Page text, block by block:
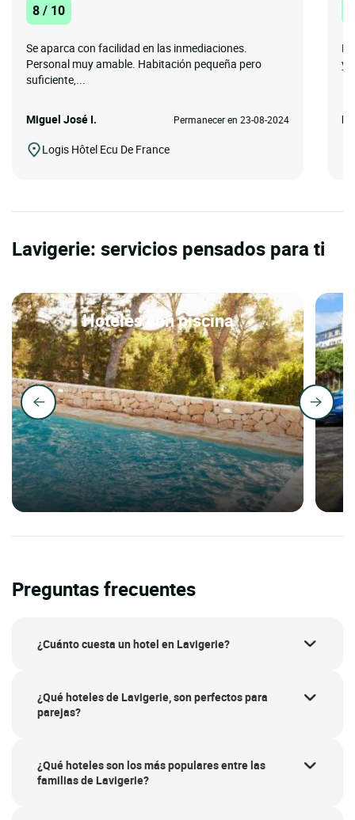
8 / 10
Se aparca con facilidad en las inmediaciones.
Personal muy amable. Habitación pequeña pero
suficiente,...
Miguel José I. Permanecer en 23-08-2024
Logis Hôtel Ecu De France
y
Lavigerie: servicios pensados para ti
Hoteles con piscina
Preguntas frecuentes
¿Cuánto cuesta un hotel en Lavigerie?
¿Qué hoteles de Lavigerie, son perfectos para
parejas?
¿Qué hoteles son los más populares entre las
familias de Lavigerie?